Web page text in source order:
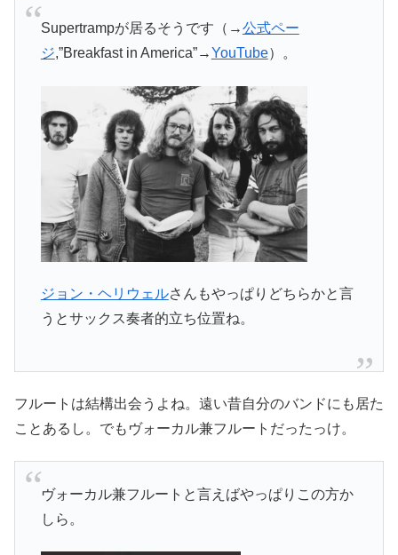
Supertrampが居るそうです（→公式ペー
ジ,”Breakfast in America”→YouTube）。
ジョン・ヘリウェルさんもやっぱりどちらかと言
うとサックス奏者的立ち位置ね。
フルートは結構出会うよね。遠い昔自分のバンドにも居た
ことあるし。でもヴォーカル兼フルートだったっけ。
ヴォーカル兼フルートと言えばやっぱりこの方か
しら。